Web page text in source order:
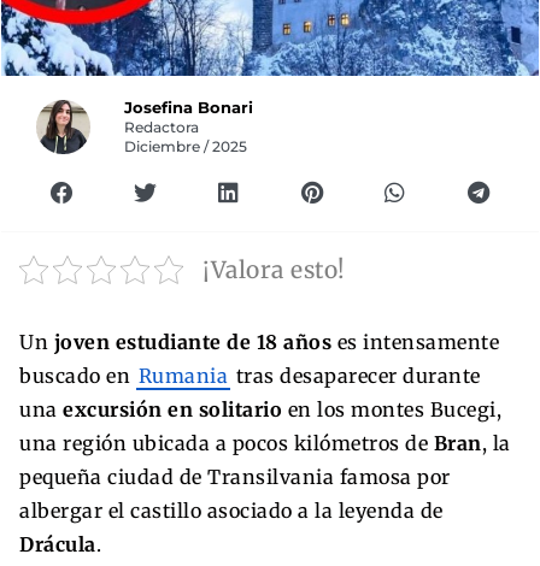
Josefina Bonari
Redactora
Diciembre / 2025
¡Valora esto!
Un joven estudiante de 18 años es intensamente
buscado en Rumania tras desaparecer durante
una excursión en solitario en los montes Bucegi,
una región ubicada a pocos kilómetros de Bran, la
pequeña ciudad de Transilvania famosa por
albergar el castillo asociado a la leyenda de
Drácula.